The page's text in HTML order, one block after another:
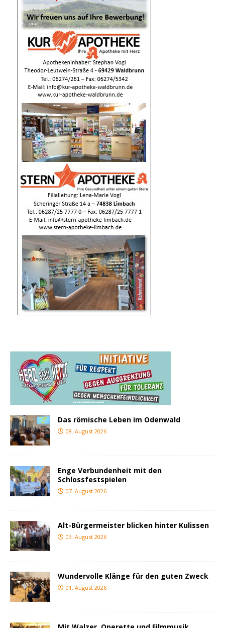
Das römische Leben im Odenwald
08. August 2026
Enge Verbundenheit mit den
Schlossfestspielen
07. August 2026
Alt-Bürgermeister blicken hinter Kulissen
03. August 2026
Wundervolle Klänge für den guten Zweck
01. August 2026